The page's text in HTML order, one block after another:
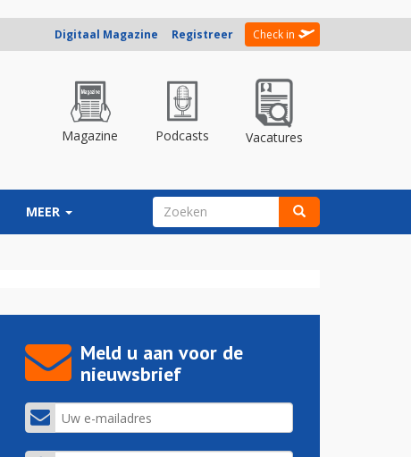
Digitaal Magazine Registreer Check in
Magazine Podcasts Vacatures
MEER ZOEKVELD
Meld u aan voor de
nieuwsbrief